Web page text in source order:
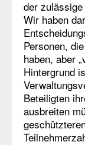
der
Wir haben
Personen,
haben, aber
Hintergrund
Beteiligten
ausbreiten